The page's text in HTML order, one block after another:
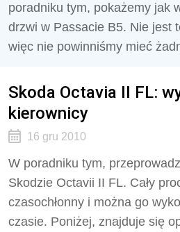
poradniku tym, pokażemy jak
drzwi w Passacie B5. Nie jest
więc nie powinniśmy mieć
Skoda Octavia II FL:
kierownicy
16 gru 2010
W poradniku tym,
Skodzie Octavii II FL. Cały
czasochłonny i można go
czasie. Poniżej, znajduje się